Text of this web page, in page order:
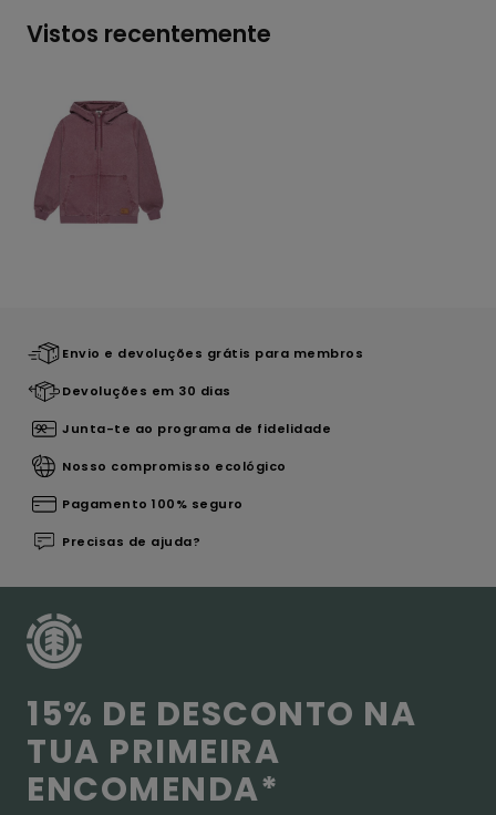
Vistos recentemente
Envio e devoluções grátis para membros
Devoluções em 30 dias
Junta-te ao programa de fidelidade
Nosso compromisso ecológico
Pagamento 100% seguro
Precisas de ajuda?
15% DE DESCONTO NA
TUA PRIMEIRA
ENCOMENDA*